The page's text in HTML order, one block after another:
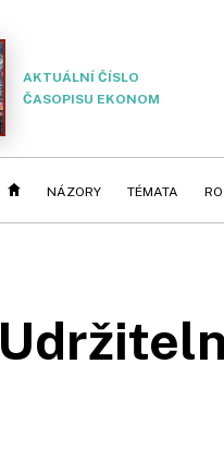
AKTUÁLNÍ ČÍSLO
ČASOPISU EKONOM
NÁZORY TÉMATA